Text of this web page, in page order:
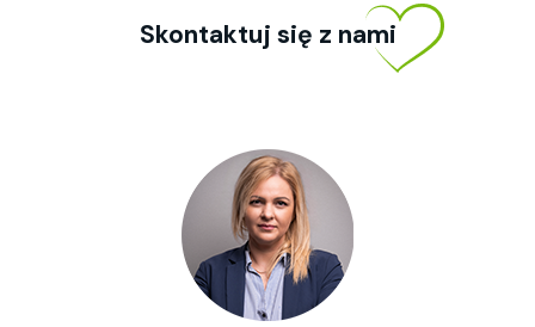
Skontaktuj się z nami